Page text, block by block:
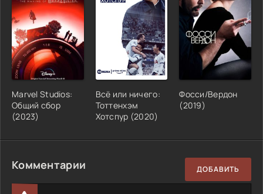
Marvel Studios:
Общий сбор
(2023)
Всё или ничего:
Тоттенхэм
Хотспур (2020)
Фосси/Вердон
(2019)
Комментарии ДОБАВИТЬ